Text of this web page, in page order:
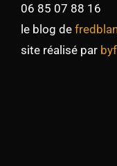
06 85 07 88 16
le blog de
site réalisé par